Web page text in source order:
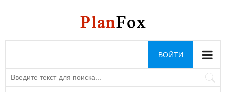
ВОЙТИ